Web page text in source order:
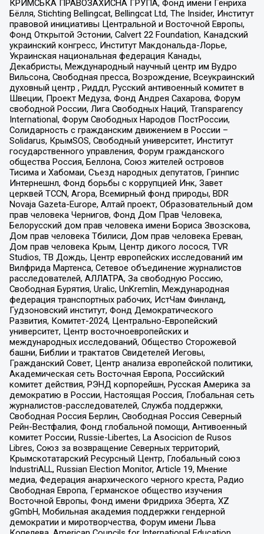
КРИМСЬКА ПРАВОЗАХИСНА ГРУПА, Фонд имени Генриха
Бёлля, Stichting Bellingcat, Bellingcat Ltd, The Insider, Институт
правовой инициативы Центральной и Восточной Европы,
Фонд Открытой Эстонии, Calvert 22 Foundation, Канадский
украинский конгресс, Институт Макдональда-Лорье,
Украинская национальная федерация Канады,
Декабристы, Международный научный центр им Вудро
Вильсона, Свободная пресса, Возрождение, Всеукраинский
духовный центр , Риддл, Русский антивоенный комитет в
Швеции, Проект Медуза, Фонд Андрея Сахарова, Форум
свободной России, Лига Свободных Наций, Transparеncy
International, Форум Свободных Народов ПостРоссии,
Солидарность с гражданским движением в России –
Solidarus, КрымSOS, Свободный университет, Институт
государственного управления, Форум гражданского
общества Россия, Беллона, Союз жителей островов
Тисима и Хабомаи, Съезд народных депутатов, Гринпис
Интернешнл, Фонд борьбы с коррупцией Инк, Завет
церквей TCCN, Агора, Всемирный фонд природы, BDR
Novaja Gazeta-Europe, Алтай проект, Образовательный дом
прав человека Чернигов, Фонд Дом Прав Человека,
Белорусский дом прав человека имени Бориса Звозскова,
Дом прав человека Тбилиси, Дом прав человека Ереван,
Дом прав человека Крым, Центр дикого лосося, TVR
Studios, ТВ Дождь, Центр европейских исследований им
Вилфрида Мартенса, Сетевое объединение журналистов
расследователей, АЛЛАТРА, За свободную Россию,
Свободная Бурятия, Uralic, UnKremlin, Международная
федерация транспортных рабочих, ИстЧам Финланд,
Гудзоновский институт, Фонд Демократического
Развития, Комитет-2024, Центрально-Европейский
университет, Центр восточноевропейских и
международных исследований, Общество Сторожевой
башни, Библии и трактатов Свидетелей Иеговы,
Гражданский Совет, Центр анализа европейской политики,
Академическая сеть Восточная Европа, Российский
комитет действия, РЭНД корпорейшн, Русская Америка за
демократию в России, Настоящая Россия, Глобальная сеть
журналистов-расследователей, Служба поддержки,
Свободная Россия Берлин, Свободная Россия Северный
Рейн-Вестфалия, Фонд глобальной помощи, Антивоенный
комитет России, Russie-Libertes, La Asocicion de Rusos
Libres, Союз за возвращение Северных территорий,
Крымскотатарский Ресурсный Центр, Глобальный союз
IndustriALL, Russian Election Monitor, Article 19, Мнение
медиа, Федерация анархического черного креста, Радио
Свободная Европа, Германское общество изучения
Восточной Европы, Фонд имени Фридриха Эберта, XZ
gGmbH, Мобильная академия поддержки гендерной
демократии и миротворчества, Форум имени Льва